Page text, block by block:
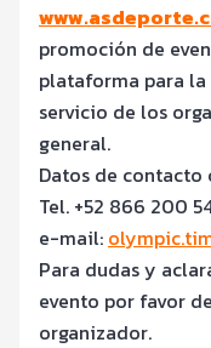
promoción de
plataforma para
servicio de los
general.
Datos de
Tel. +52 866 200
e-mail:
Para dudas y
evento por favor
organizador.